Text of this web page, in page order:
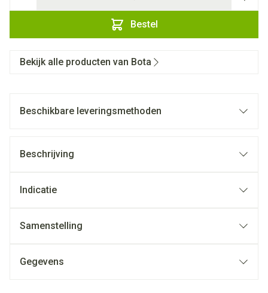
Bestel
Bekijk alle producten van Bota
Beschikbare leveringsmethoden
Beschrijving
Indicatie
Samenstelling
Gegevens